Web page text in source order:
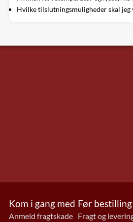
Hvilke tilslutningsmuligheder skal
Kom i gang med
Anmeld fragtskade
Før bestilling
Fragt og